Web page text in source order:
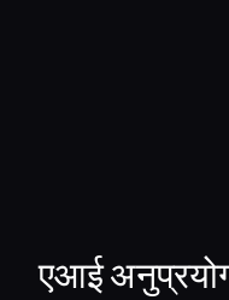
एआई